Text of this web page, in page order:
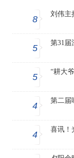
8
刘伟主
5
第31届
5
“耕大
4
第二届
4
喜讯！